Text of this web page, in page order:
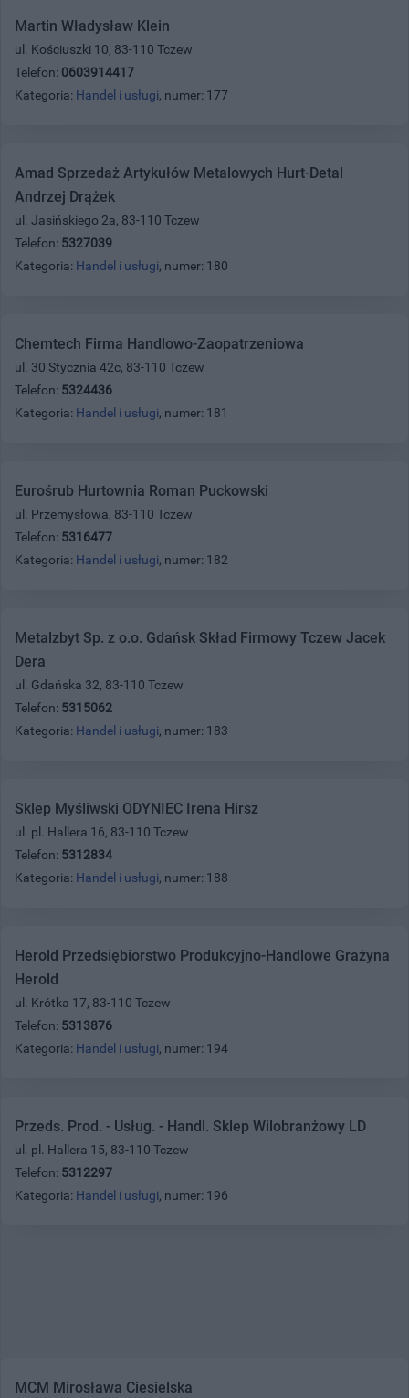
Martin Władysław Klein
ul. Kościuszki 10, 83-110 Tczew
Telefon: 0603914417
Kategoria: Handel i usługi, numer: 177
Amad Sprzedaż Artykułów Metalowych Hurt-Detal
Andrzej Drążek
ul. Jasińskiego 2a, 83-110 Tczew
Telefon: 5327039
Kategoria: Handel i usługi, numer: 180
Chemtech Firma Handlowo-Zaopatrzeniowa
ul. 30 Stycznia 42c, 83-110 Tczew
Telefon: 5324436
Kategoria: Handel i usługi, numer: 181
Eurośrub Hurtownia Roman Puckowski
ul. Przemysłowa, 83-110 Tczew
Telefon: 5316477
Kategoria: Handel i usługi, numer: 182
Metalzbyt Sp. z o.o. Gdańsk Skład Firmowy Tczew Jacek
Dera
ul. Gdańska 32, 83-110 Tczew
Telefon: 5315062
Kategoria: Handel i usługi, numer: 183
Sklep Myśliwski ODYNIEC Irena Hirsz
ul. pl. Hallera 16, 83-110 Tczew
Telefon: 5312834
Kategoria: Handel i usługi, numer: 188
Herold Przedsiębiorstwo Produkcyjno-Handlowe Grażyna
Herold
ul. Krótka 17, 83-110 Tczew
Telefon: 5313876
Kategoria: Handel i usługi, numer: 194
Przeds. Prod. - Usług. - Handl. Sklep Wilobranżowy LD
ul. pl. Hallera 15, 83-110 Tczew
Telefon: 5312297
Kategoria: Handel i usługi, numer: 196
MCM Mirosława Ciesielska